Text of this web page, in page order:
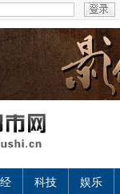
科技 娱乐